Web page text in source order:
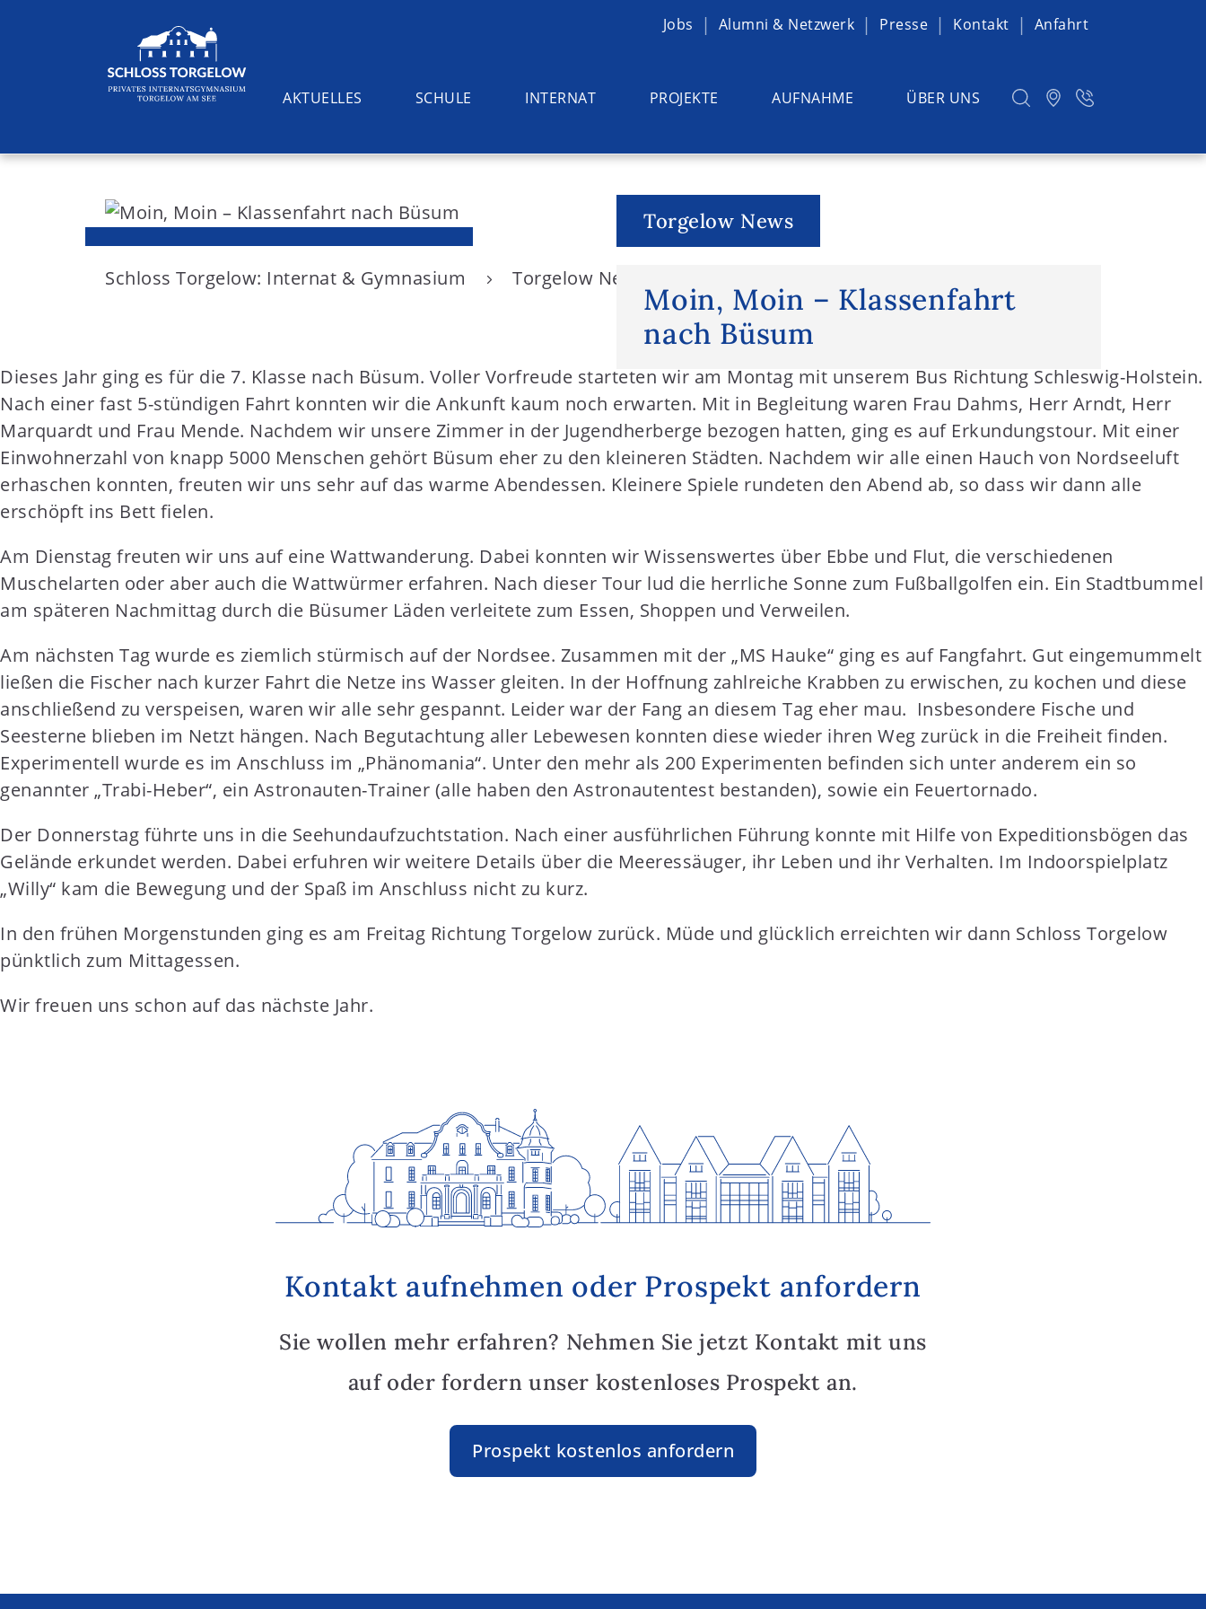
S
n
t
e
n
t
Jobs Alumni & Netzwerk Presse Kontakt Anfahrt
AKTUELLES SCHULE INTERNAT PROJEKTE AUFNAHME ÜBER UNS
Suchen
Torgelow News
Moin, Moin – Klassenfahrt
nach Büsum
Schloss Torgelow: Internat & Gymnasium Torgelow News
Dieses Jahr ging es für die 7. Klasse nach Büsum. Voller Vorfreude starteten wir am Montag mit unserem Bus Richtung Schleswig-Holstein.
Nach einer fast 5-stündigen Fahrt konnten wir die Ankunft kaum noch erwarten. Mit in Begleitung waren Frau Dahms, Herr Arndt, Herr
Marquardt und Frau Mende. Nachdem wir unsere Zimmer in der Jugendherberge bezogen hatten, ging es auf Erkundungstour. Mit einer
Einwohnerzahl von knapp 5000 Menschen gehört Büsum eher zu den kleineren Städten. Nachdem wir alle einen Hauch von Nordseeluft
erhaschen konnten, freuten wir uns sehr auf das warme Abendessen. Kleinere Spiele rundeten den Abend ab, so dass wir dann alle
erschöpft ins Bett fielen.
Am Dienstag freuten wir uns auf eine Wattwanderung. Dabei konnten wir Wissenswertes über Ebbe und Flut, die verschiedenen
Muschelarten oder aber auch die Wattwürmer erfahren. Nach dieser Tour lud die herrliche Sonne zum Fußballgolfen ein. Ein Stadtbummel
am späteren Nachmittag durch die Büsumer Läden verleitete zum Essen, Shoppen und Verweilen.
Am nächsten Tag wurde es ziemlich stürmisch auf der Nordsee. Zusammen mit der „MS Hauke“ ging es auf Fangfahrt. Gut eingemummelt
ließen die Fischer nach kurzer Fahrt die Netze ins Wasser gleiten. In der Hoffnung zahlreiche Krabben zu erwischen, zu kochen und diese
anschließend zu verspeisen, waren wir alle sehr gespannt. Leider war der Fang an diesem Tag eher mau. Insbesondere Fische und
Seesterne blieben im Netzt hängen. Nach Begutachtung aller Lebewesen konnten diese wieder ihren Weg zurück in die Freiheit finden.
Experimentell wurde es im Anschluss im „Phänomania“. Unter den mehr als 200 Experimenten befinden sich unter anderem ein so
genannter „Trabi-Heber“, ein Astronauten-Trainer (alle haben den Astronautentest bestanden), sowie ein Feuertornado.
Der Donnerstag führte uns in die Seehundaufzuchtstation. Nach einer ausführlichen Führung konnte mit Hilfe von Expeditionsbögen das
Gelände erkundet werden. Dabei erfuhren wir weitere Details über die Meeressäuger, ihr Leben und ihr Verhalten. Im Indoorspielplatz
„Willy“ kam die Bewegung und der Spaß im Anschluss nicht zu kurz.
In den frühen Morgenstunden ging es am Freitag Richtung Torgelow zurück. Müde und glücklich erreichten wir dann Schloss Torgelow
pünktlich zum Mittagessen.
Wir freuen uns schon auf das nächste Jahr.
Kontakt aufnehmen oder Prospekt anfordern
Sie wollen mehr erfahren? Nehmen Sie jetzt Kontakt mit uns
auf oder fordern unser kostenloses Prospekt an.
Prospekt kostenlos anfordern